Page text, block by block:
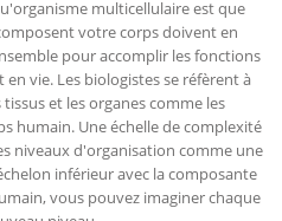
multicellulaire est que
votre corps doivent en
pour accomplir les fonctions
vie. Les biologistes se réfèrent à
et les organes comme les
humain. Une échelle de complexité
niveaux d'organisation comme une
inférieur avec la composante
vous pouvez imaginer chaque